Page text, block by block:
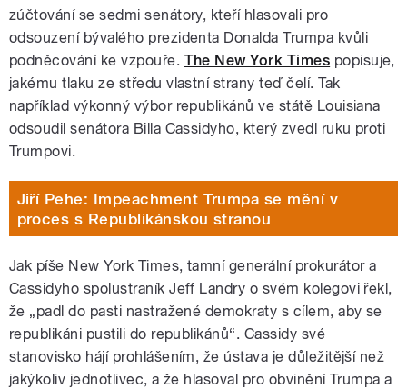
zúčtování se sedmi senátory, kteří hlasovali pro
odsouzení bývalého prezidenta Donalda Trumpa kvůli
podněcování ke vzpouře. The New York Times popisuje,
jakému tlaku ze středu vlastní strany teď čelí. Tak
například výkonný výbor republikánů ve státě Louisiana
odsoudil senátora Billa Cassidyho, který zvedl ruku proti
Trumpovi.
Jiří Pehe: Impeachment Trumpa se mění v
proces s Republikánskou stranou
Jak píše New York Times, tamní generální prokurátor a
Cassidyho spolustraník Jeff Landry o svém kolegovi řekl,
že „padl do pasti nastražené demokraty s cílem, aby se
republikáni pustili do republikánů“. Cassidy své
stanovisko hájí prohlášením, že ústava je důležitější než
jakýkoliv jednotlivec, a že hlasoval pro obvinění Trumpa a